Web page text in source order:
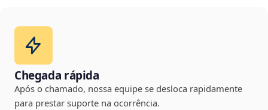
Chegada rápida
Após o chamado, nossa equipe se desloca rapidamente
para prestar suporte na ocorrência.